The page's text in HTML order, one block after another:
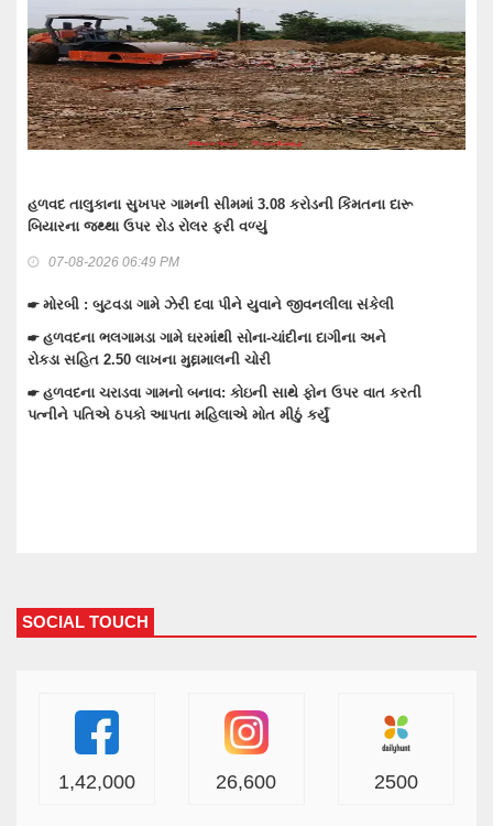
દારૂ
કરતી
તેરા તુજકો અર્પણ: વાંકાનેર સિટી પોલીસે રોકડ, મોબાઈલ અને
લાખોનો મુદામાલ અરજદારોને પરત કર્યો
07-08-2026 06:37 PM
☛ વાંકાનેરના ગુંદાખડા ગામે રેતી ભરેલા ટ્રક ઉપર ચડીને કામ કરતા
ઇલેક્ટ્રીક શોટ લાગતા મોત
☛ વાંકાનેરમાં પેટમાં દુખાવો ઉપડતા સારવારમાં ખસેડાયેલ મહિલાને
ઉપડતા મોત નીપજ્યું
☛ વાંકાનેરમાં મુખ્ય માર્ગો ઉપરના દબાણો હટાવતી પાલિકા
SOCIAL TOUCH
1,42,000 26,600 2500